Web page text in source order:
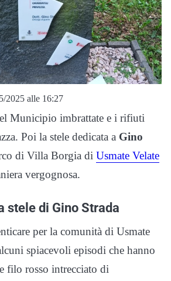
2025 alle 16:27
Municipio imbrattate e i rifiuti
Poi la stele dedicata a Gino
di Villa Borgia di Usmate Velate
vergognosa.
stele di Gino Strada
per la comunità di Usmate
spiacevoli episodi che hanno
filo rosso intrecciato di